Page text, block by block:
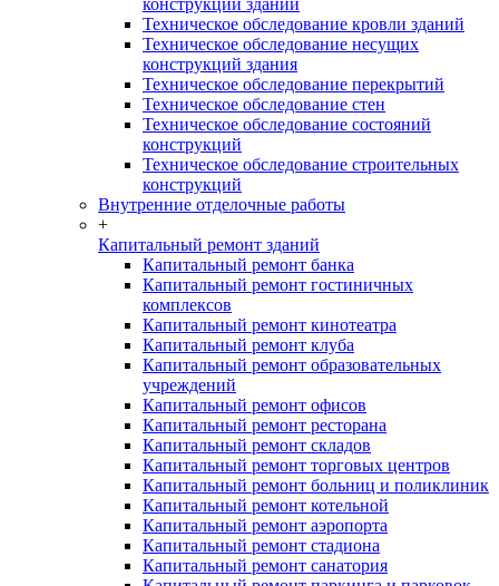
конструкций зданий
Техническое обследование кровли зданий
Техническое обследование несущих
конструкций здания
Техническое обследование перекрытий
Техническое обследование стен
Техническое обследование состояний
конструкций
Техническое обследование строительных
конструкций
Внутренние отделочные работы
+
Капитальный ремонт зданий
Капитальный ремонт банка
Капитальный ремонт гостиничных
комплексов
Капитальный ремонт кинотеатра
Капитальный ремонт клуба
Капитальный ремонт образовательных
учреждений
Капитальный ремонт офисов
Капитальный ремонт ресторана
Капитальный ремонт складов
Капитальный ремонт торговых центров
Капитальный ремонт больниц и поликлиник
Капитальный ремонт котельной
Капитальный ремонт аэропорта
Капитальный ремонт стадиона
Капитальный ремонт санатория